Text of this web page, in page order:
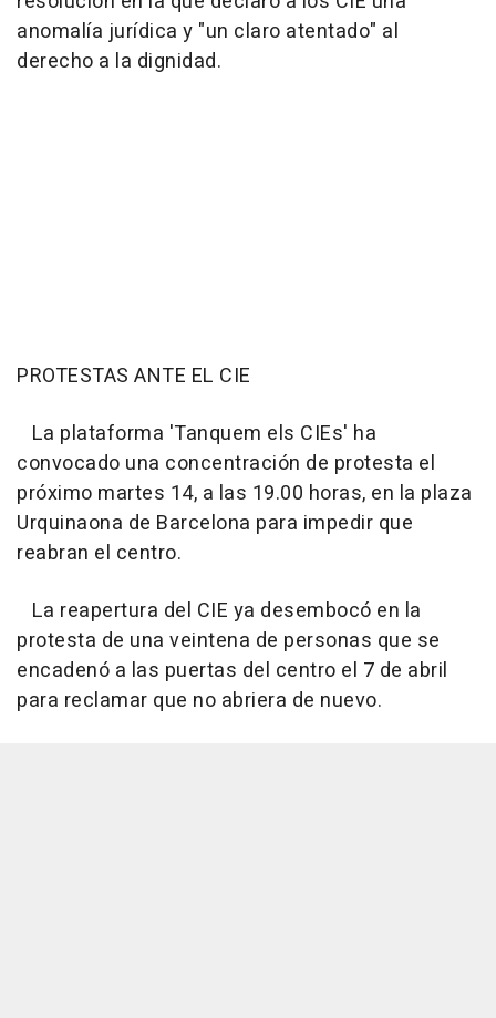
anomalía jurídica y "un claro atentado" al
derecho a la dignidad.
PROTESTAS ANTE EL CIE
La plataforma 'Tanquem els CIEs' ha
convocado una concentración de protesta el
próximo martes 14, a las 19.00 horas, en la plaza
Urquinaona de Barcelona para impedir que
reabran el centro.
La reapertura del CIE ya desembocó en la
protesta de una veintena de personas que se
encadenó a las puertas del centro el 7 de abril
para reclamar que no abriera de nuevo.